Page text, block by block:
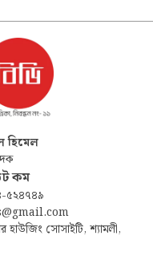
কম
৫২৪৭৪৯
সোসাইটি, শ্যামলী,